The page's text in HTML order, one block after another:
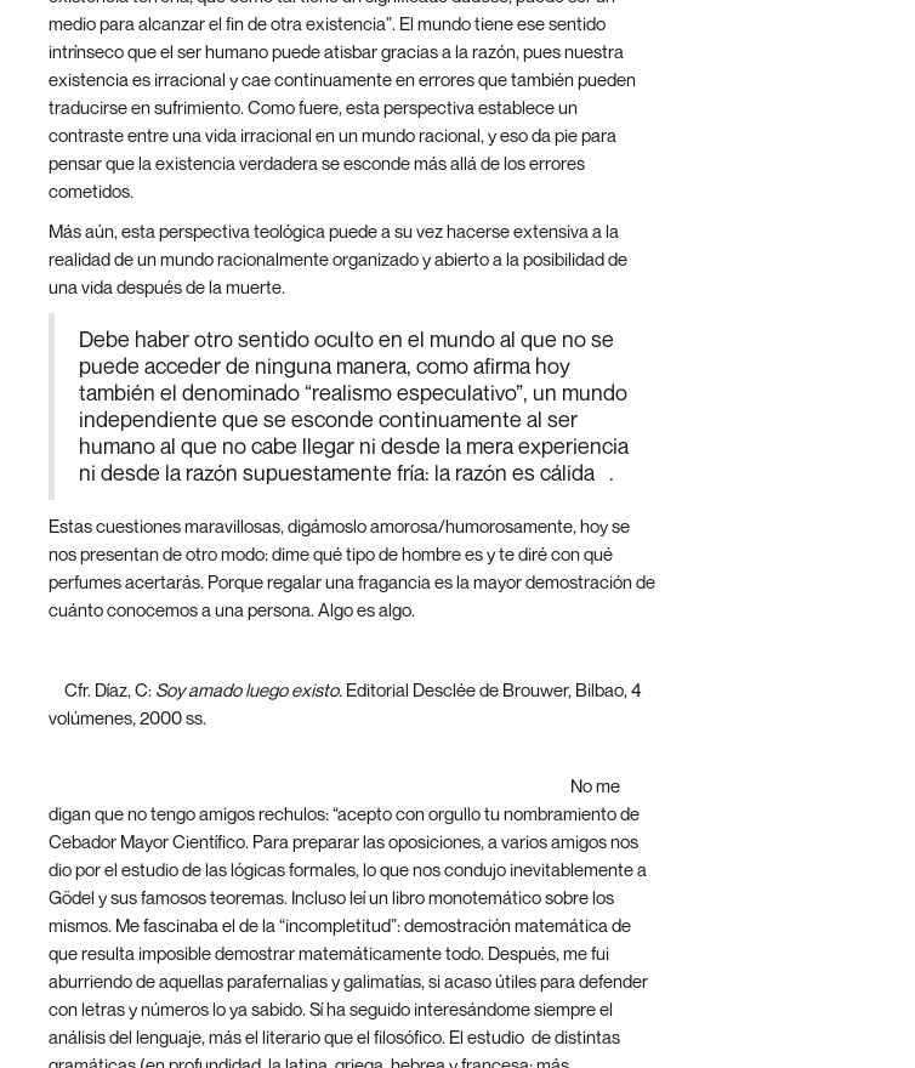
medio para alcanzar el fin de otra existencia”. El mundo tiene ese sentido
intrínseco que el ser humano puede atisbar gracias a la razón, pues nuestra
existencia es irracional y cae continuamente en errores que también pueden
traducirse en sufrimiento. Como fuere, esta perspectiva establece un
contraste entre una vida irracional en un mundo racional, y eso da pie para
pensar que la existencia verdadera se esconde más allá de los errores
cometidos.
Más aún, esta perspectiva teológica puede a su vez hacerse extensiva a la
realidad de un mundo racionalmente organizado y abierto a la posibilidad de
una vida después de la muerte.
Debe haber otro sentido oculto en el mundo al que no se
puede acceder de ninguna manera, como afirma hoy
también el denominado “realismo especulativo”, un mundo
independiente que se esconde continuamente al ser
humano al que no cabe llegar ni desde la mera experiencia
ni desde la razón supuestamente fría: la razón es cálida .
Estas cuestiones maravillosas, digámoslo amorosa/humorosamente, hoy se
nos presentan de otro modo: dime qué tipo de hombre es y te diré con qué
perfumes acertarás. Porque regalar una fragancia es la mayor demostración de
cuánto conocemos a una persona. Algo es algo.
Cfr. Díaz, C: Soy amado luego existo. Editorial Desclée de Brouwer, Bilbao, 4
volúmenes, 2000 ss.
No me
digan que no tengo amigos rechulos: “acepto con orgullo tu nombramiento de
Cebador Mayor Científico. Para preparar las oposiciones, a varios amigos nos
dio por el estudio de las lógicas formales, lo que nos condujo inevitablemente a
Gödel y sus famosos teoremas. Incluso leí un libro monotemático sobre los
mismos. Me fascinaba el de la “incompletitud”: demostración matemática de
que resulta imposible demostrar matemáticamente todo. Después, me fui
aburriendo de aquellas parafernalias y galimatías, si acaso útiles para defender
con letras y números lo ya sabido. Sí ha seguido interesándome siempre el
análisis del lenguaje, más el literario que el filosófico. El estudio de distintas